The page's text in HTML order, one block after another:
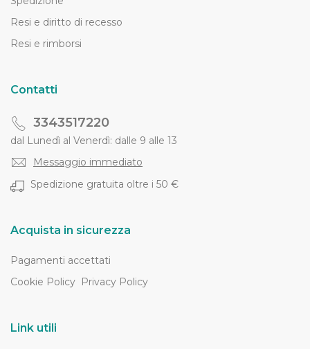
Resi e diritto di recesso
Resi e rimborsi
Contatti
3343517220
dal Lunedì al Venerdì: dalle 9 alle 13
Messaggio immediato
Spedizione gratuita oltre i 50 €
Acquista in sicurezza
Pagamenti accettati
Cookie Policy Privacy Policy
Link utili